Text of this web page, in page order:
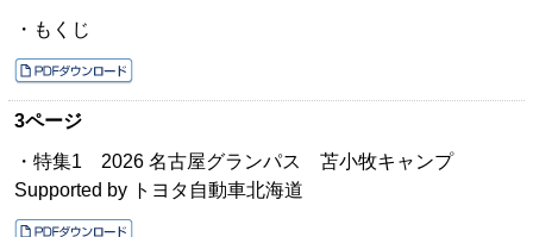
・もくじ
3ページ
・特集1 2026 名古屋グランパス 苫小牧キャンプ
Supported by トヨタ自動車北海道